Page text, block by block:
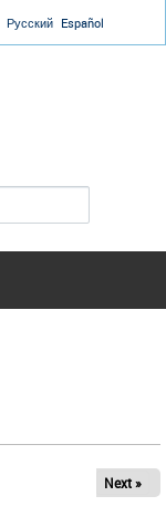
Русский Español
Next »